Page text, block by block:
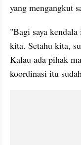
yang mengangkut
"Bagi saya
kita. Setahu kita,
Kalau ada pihak
koordinasi itu